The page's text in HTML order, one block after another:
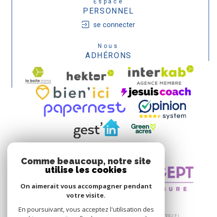
Espace
PERSONNEL
se connecter
Nous
ADHÉRONS
Comme beaucoup, notre site
utilise les cookies
On aimerait vous accompagner pendant
votre visite.
En poursuivant, vous acceptez l'utilisation des